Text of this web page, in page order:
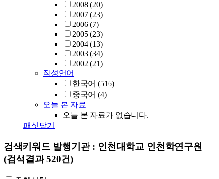
2008 (20)
2007 (23)
2006 (7)
2005 (23)
2004 (13)
2003 (34)
2002 (21)
작성언어
한국어 (516)
중국어 (4)
오늘 본 자료
오늘 본 자료가 없습니다.
패싯닫기
검색키워드 발행기관 : 인천대학교 인천학연구원
(검색결과 520건)